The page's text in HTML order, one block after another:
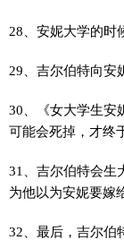
28、安妮大学的时
29、吉尔伯特向安
30、《女大学生安
可能会死掉，才终
31、吉尔伯特会生
为他以为安妮要嫁
32、最后，吉尔伯